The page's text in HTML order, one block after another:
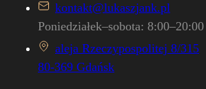
kontakt@lukaszjank.pl
Poniedziałek–sobota: 8:00–20:00
aleja Rzeczypospolitej 8/315
80-369 Gdańsk